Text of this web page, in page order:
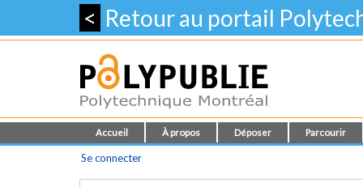
< Retour au portail
Accueil À propos Déposer Parcourir
Se connecter